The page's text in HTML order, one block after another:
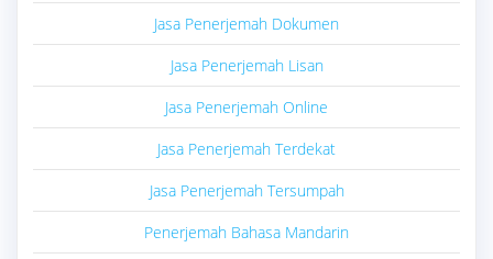
Jasa Penerjemah Dokumen
Jasa Penerjemah Lisan
Jasa Penerjemah Online
Jasa Penerjemah Terdekat
Jasa Penerjemah Tersumpah
Penerjemah Bahasa Mandarin